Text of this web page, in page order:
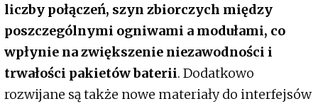
liczby połączeń, szyn zbiorczych między
poszczególnymi ogniwami a modułami, co
wpłynie na zwiększenie niezawodności i
trwałości pakietów baterii. Dodatkowo
rozwijane są także nowe materiały do interfejsów